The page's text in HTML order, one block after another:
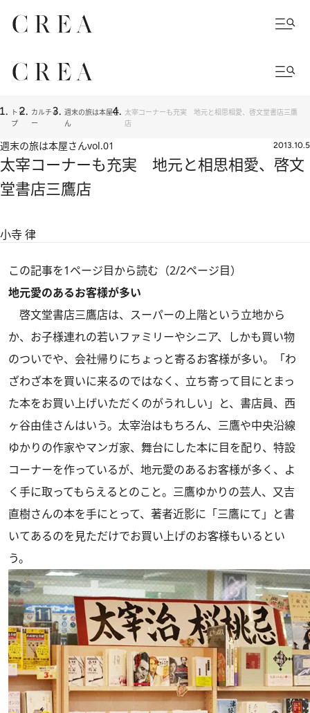
トッ
プ
カルチャ
ー
週末の旅は本屋さ
ん
太宰コーナーも充実 地元と相思相愛、啓文堂書店三鷹
店
週末の旅は本屋さんvol.01 2013.10.5
太宰コーナーも充実 地元と相思相愛、啓文
堂書店三鷹店
小寺 律
この記事を1ページ目から読む（2/2ページ目）
地元愛のあるお客様が多い
啓文堂書店三鷹店は、スーパーの上階という立地から
か、お子様連れの若いファミリーやシニア、しかも買い物
のついでや、会社帰りにちょっと寄るお客様が多い。「わ
ざわざ本を買いに来るのではなく、立ち寄って目にとまっ
た本をお買い上げいただくのがうれしい」と、書店員、西
ヶ谷由佳さんはいう。太宰治はもちろん、三鷹や中央沿線
ゆかりの作家やマンガ家、舞台にした本に目を配り、特設
コーナーを作っているが、地元愛のあるお客様が多く、よ
く手に取ってもらえるとのこと。三鷹ゆかりの芸人、又吉
直樹さんの本を手にとって、著者近影に「三鷹にて」と書
いてあるのを見ただけでお買い上げのお客様もいるとい
う。